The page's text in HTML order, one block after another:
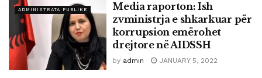
ADMINISTRATA PUBLIKE
Media raporton: Ish
zvministrja e shkarkuar për
korrupsion emërohet
drejtore në AIDSSH
by admin JANUARY 5, 2022